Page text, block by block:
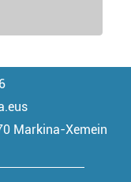
Markina-Xemein